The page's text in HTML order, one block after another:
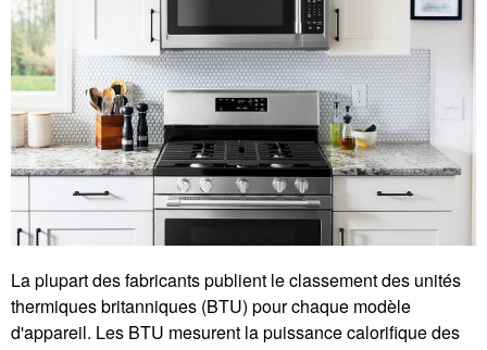
La plupart des fabricants publient le classement des unités
thermiques britanniques (BTU) pour chaque modèle
d'appareil. Les BTU mesurent la puissance calorifique des